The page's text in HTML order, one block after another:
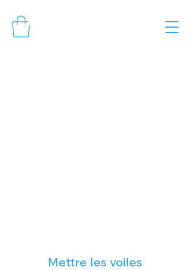
Ici, on offre des
cadeaux uniques &
Mettre les voiles